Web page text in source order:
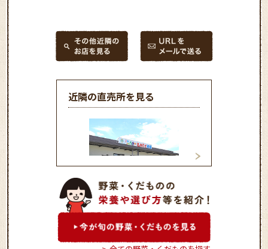
近隣の直売所を見る
よかよかうまか農産物直売
所とれたて市場益城店
よかよかうまか
所とれたて市場花